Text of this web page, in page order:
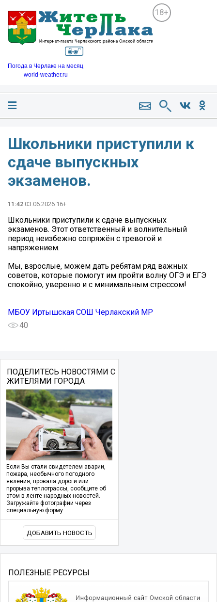
18+
Погода в Черлаке на месяц
world-weather.ru
Школьники приступили к
сдаче выпускных
экзаменов.
11:42 03.06.2026 16+
Школьники приступили к сдаче выпускных
экзаменов. Этот ответственный и волнительный
период неизбежно сопряжён с тревогой и
напряжением.
Мы, взрослые, можем дать ребятам ряд важных
советов, которые помогут им пройти волну ОГЭ и ЕГЭ
спокойно, уверенно и с минимальным стрессом!
МБОУ Иртышская СОШ Черлакский МР
40
ПОДЕЛИТЕСЬ НОВОСТЯМИ С
ЖИТЕЛЯМИ ГОРОДА
Если Вы стали свидетелем аварии,
пожара, необычного погодного
явления, провала дороги или
прорыва теплотрассы, сообщите об
этом в ленте народных новостей.
Загружайте фотографии через
специальную форму.
ДОБАВИТЬ НОВОСТЬ
ПОЛЕЗНЫЕ РЕСУРСЫ